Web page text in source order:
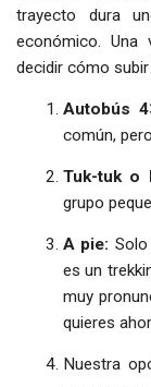
trayecto dura
económico.
decidir cómo
Autobús
común,
Tuk-tuk o
grupo
A pie:
es un
muy
quieres
Nuestra